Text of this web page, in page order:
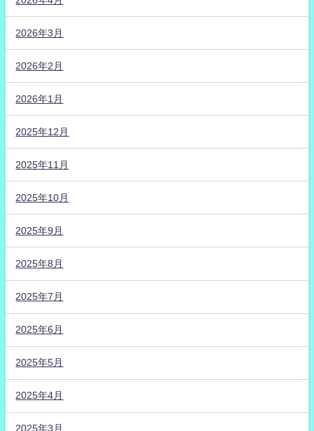
2026年3月
2026年2月
2026年1月
2025年12月
2025年11月
2025年10月
2025年9月
2025年8月
2025年7月
2025年6月
2025年5月
2025年4月
2025年3月